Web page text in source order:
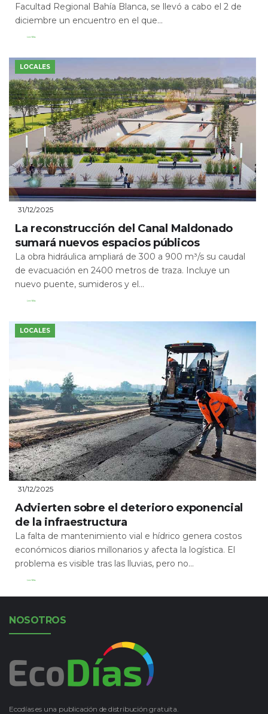
Facultad Regional Bahía Blanca, se llevó a cabo el 2 de
diciembre un encuentro en el que...
Leer Más
LOCALES
31/12/2025
La reconstrucción del Canal Maldonado
sumará nuevos espacios públicos
La obra hidráulica ampliará de 300 a 900 m³/s su caudal
de evacuación en 2400 metros de traza. Incluye un
nuevo puente, sumideros y el...
Leer Más
LOCALES
31/12/2025
Advierten sobre el deterioro exponencial
de la infraestructura
La falta de mantenimiento vial e hídrico genera costos
económicos diarios millonarios y afecta la logística. El
problema es visible tras las lluvias, pero no...
Leer Más
NOSOTROS
Ecodías es una publicación de distribución gratuita.